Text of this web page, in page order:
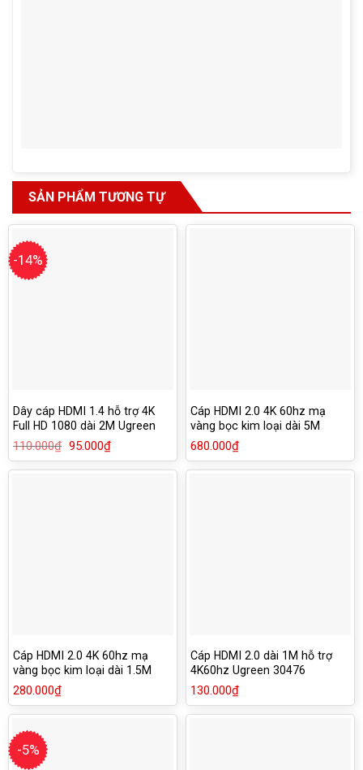
SẢN PHẨM TƯƠNG TỰ
-14%
Dây cáp HDMI 1.4 hỗ trợ 4K
Full HD 1080 dài 2M Ugreen
10107
110.000₫ Giá
là:
95.000₫Giá
hiện
tại
Cáp HDMI 2.0 4K 60hz mạ
vàng bọc kim loại dài 5M
Ugreen 50110
680.000₫
Cáp HDMI 2.0 4K 60hz mạ
vàng bọc kim loại dài 1.5M
Ugreen 50107
280.000₫
Cáp HDMI 2.0 dài 1M hỗ trợ
4K60hz Ugreen 30476
130.000₫
-5%